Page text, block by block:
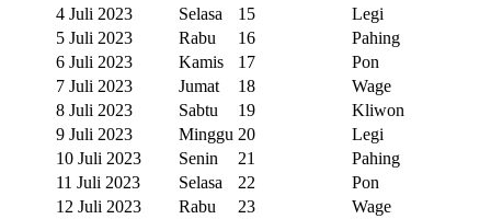
4 Juli 2023
Selasa 15
Legi
5 Juli 2023
Rabu 16
Pahing
6 Juli 2023
Kamis 17
Pon
7 Juli 2023
Jumat 18
Wage
8 Juli 2023
Sabtu 19
Kliwon
9 Juli 2023
Minggu 20
Legi
10 Juli 2023
Senin 21
Pahing
11 Juli 2023
Selasa 22
Pon
12 Juli 2023
Rabu 23
Wage